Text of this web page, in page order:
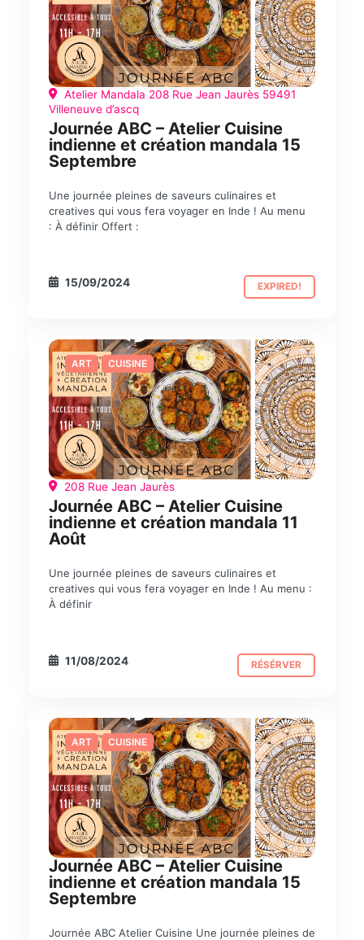
Atelier Mandala 208 Rue Jean Jaurès 59491
Villeneuve d’ascq
Journée ABC – Atelier Cuisine
indienne et création mandala 15
Septembre
Une journée pleines de saveurs culinaires et
creatives qui vous fera voyager en Inde ! Au menu
: À définir Offert :
15/09/2024 EXPIRED!
ART CUISINE
208 Rue Jean Jaurès
Journée ABC – Atelier Cuisine
indienne et création mandala 11
Août
Une journée pleines de saveurs culinaires et
creatives qui vous fera voyager en Inde ! Au menu :
À définir
11/08/2024 RÉSÉRVER
ART CUISINE
Journée ABC – Atelier Cuisine
indienne et création mandala 15
Septembre
Journée ABC Atelier Cuisine Une journée pleines de